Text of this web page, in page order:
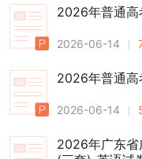
2026年普通高
2026-06-14
2026年普通高
2026-06-14
2026年广东省